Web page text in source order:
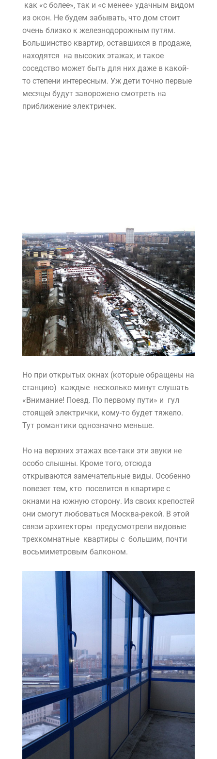
как «с более», так и «с менее» удачным видом
из окон. Не будем забывать, что дом стоит
очень близко к железнодорожным путям.
Большинство квартир, оставшихся в продаже,
находятся на высоких этажах, и такое
соседство может быть для них даже в какой-
то степени интересным. Уж дети точно первые
месяцы будут заворожено смотреть на
приближение электричек.
Но при открытых окнах (которые обращены на
станцию) каждые несколько минут слушать
«Внимание! Поезд. По первому пути» и гул
стоящей электрички, кому-то будет тяжело.
Тут романтики однозначно меньше.
Но на верхних этажах все-таки эти звуки не
особо слышны. Кроме того, отсюда
открываются замечательные виды. Особенно
повезет тем, кто поселится в квартире с
окнами на южную сторону. Из своих крепостей
они смогут любоваться Москва-рекой. В этой
связи архитекторы предусмотрели видовые
трехкомнатные квартиры с большим, почти
восьмиметровым балконом.